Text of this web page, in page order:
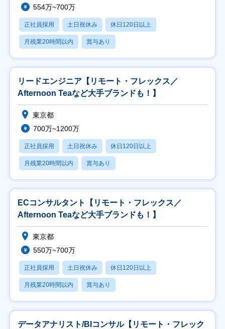
554万~700万
正社員採用 土日祝休み 休日120日以上
月残業20時間以内 賞与あり
リードエンジニア【リモート・フレックス／
Afternoon Teaなど大手ブランドも！】
東京都
700万~1200万
正社員採用 土日祝休み 休日120日以上
月残業20時間以内 賞与あり
ECコンサルタント【リモート・フレックス／
Afternoon Teaなど大手ブランドも！】
東京都
550万~700万
正社員採用 土日祝休み 休日120日以上
月残業20時間以内 賞与あり
データアナリスト/BIコンサル【リモート・フレック